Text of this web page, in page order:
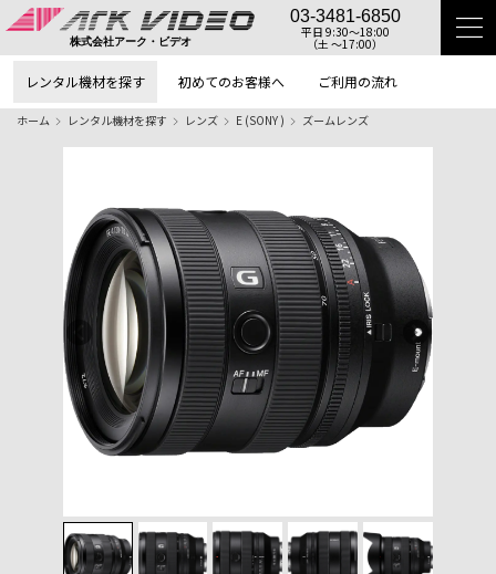
株式会社アーク・ビデオ
03-3481-6850
平日 9:30〜18:00
（土 〜17:00）
レンタル機材を探す 初めてのお客様へ ご利用の流れ
ホーム レンタル機材を探す レンズ E (SONY ) ズームレンズ